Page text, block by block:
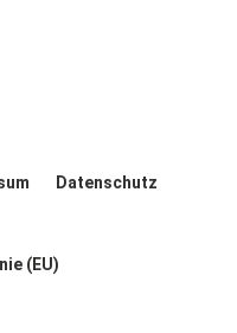
Datenschutz
(EU)